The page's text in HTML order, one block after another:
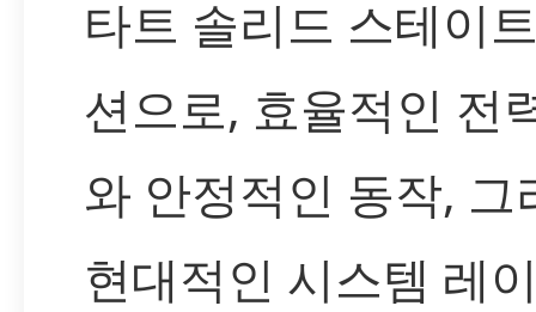
타트 솔리드 스테이
션으로, 효율적인 전
와 안정적인 동작, 그
현대적인 시스템 레